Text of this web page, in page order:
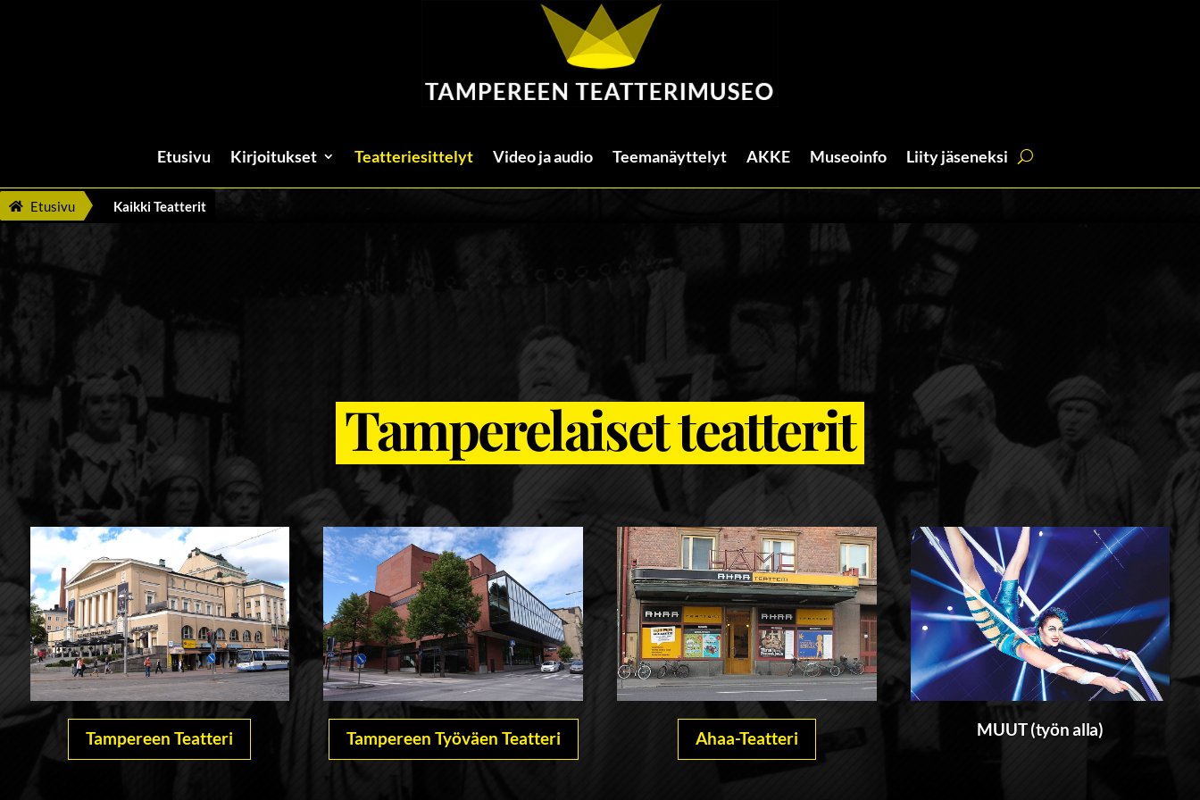
Etusivu Kirjoitukset Teatteriesittelyt Video ja audio Teemanäyttelyt AKKE Museoinfo Liity jäseneksi
 Etusivu Kaikki Teatterit
Tamperelaiset teatterit
Tampereen Teatteri Tampereen Työväen Teatteri Ahaa-Teatteri MUUT (työn alla)